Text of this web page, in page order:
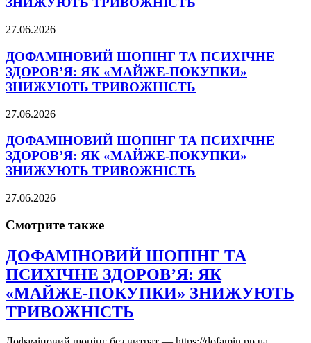
27.06.2026
ДОФАМІНОВИЙ ШОПІНГ ТА ПСИХІЧНЕ
ЗДОРОВ’Я: ЯК «МАЙЖЕ-ПОКУПКИ»
ЗНИЖУЮТЬ ТРИВОЖНІСТЬ
27.06.2026
ДОФАМІНОВИЙ ШОПІНГ ТА ПСИХІЧНЕ
ЗДОРОВ’Я: ЯК «МАЙЖЕ-ПОКУПКИ»
ЗНИЖУЮТЬ ТРИВОЖНІСТЬ
27.06.2026
Смотрите также
ДОФАМІНОВИЙ ШОПІНГ ТА
ПСИХІЧНЕ ЗДОРОВ’Я: ЯК
«МАЙЖЕ-ПОКУПКИ» ЗНИЖУЮТЬ
ТРИВОЖНІСТЬ